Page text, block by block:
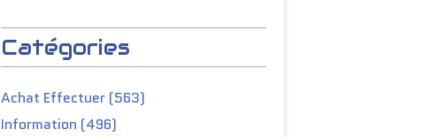
Catégories
Achat Effectuer (563)
Information (496)